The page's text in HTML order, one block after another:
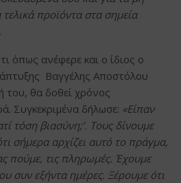
προϊόντα στα σημεία
όπως ανέφερε και ο ίδιος ο
Βαγγέλης Αποστόλου
του, θα δοθεί χρόνος
Συγκεκριμένα δήλωσε: «Είπαν
τόση βιασύνη;’. Τους δίνουμε
σήμερα αρχίζει αυτό το πράγμα,
πούμε, τις πληρωμές. Έχουμε
συν εξήντα ημέρες. Ξέρουμε ότι